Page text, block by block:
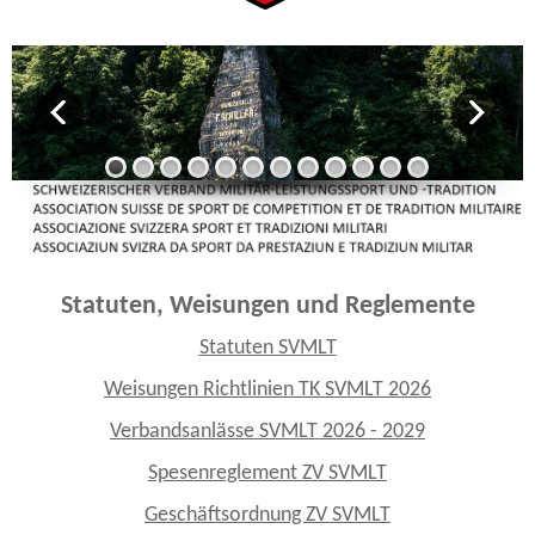
Statuten, Weisungen und Reglemente
Statuten SVMLT
Weisungen Richtlinien TK SVMLT 2026
Verbandsanlässe SVMLT 2026 - 2029
Spesenreglement ZV SVMLT
Geschäftsordnung ZV SVMLT